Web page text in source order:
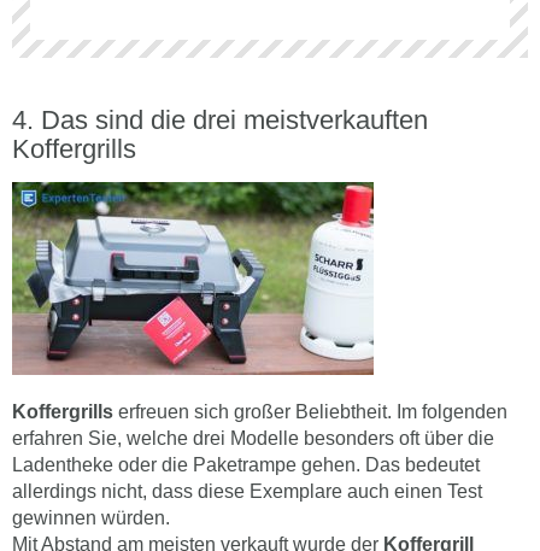
Das sind die drei meistverkauften
Koffergrills
Koffergrills erfreuen sich großer Beliebtheit. Im folgenden
erfahren Sie, welche drei Modelle besonders oft über die
Ladentheke oder die Paketrampe gehen. Das bedeutet
allerdings nicht, dass diese Exemplare auch einen Test
gewinnen würden.
Mit Abstand am meisten verkauft wurde der Koffergrill